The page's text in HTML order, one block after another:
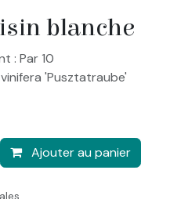
blanche
: Par 10
'Pusztatraube'
Ajouter au panier